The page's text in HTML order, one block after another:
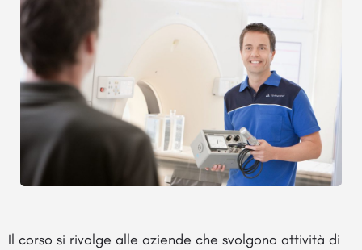
Il corso si rivolge alle aziende che svolgono attività di